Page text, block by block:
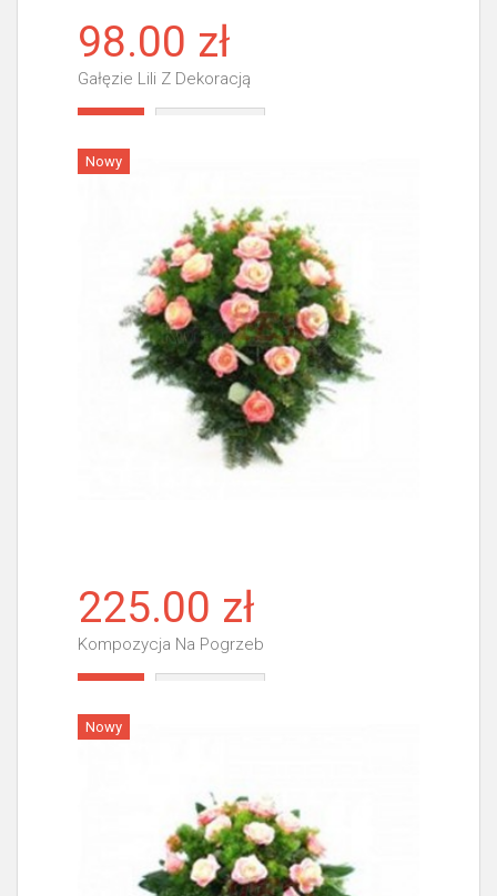
98.00 zł
Gałęzie Lili Z Dekoracją
Nowy
225.00 zł
Kompozycja Na Pogrzeb
Nowy